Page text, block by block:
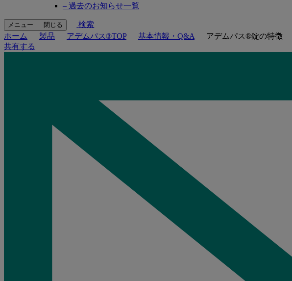
– 過去のお知らせ一覧
メニュー 閉じる
検索
ホーム
製品 アデムパス®TOP 基本情報・Q&A
アデムパス®錠の特徴
共有する